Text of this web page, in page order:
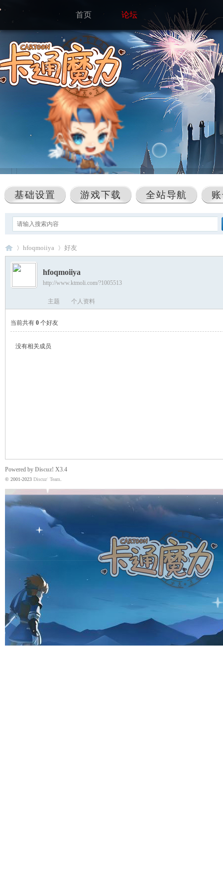
首页 论坛
基础设置 游戏下载 全站导航
魔
›
hfoqmoiiya 好友
hfoqmoiiya
http://www.ktmoli.com/?1005513
主题 个人资料
当前共有 0 个好友
没有相关成员
Powered by Discuz! X3.4
© 2001-2023 Discuz! Team